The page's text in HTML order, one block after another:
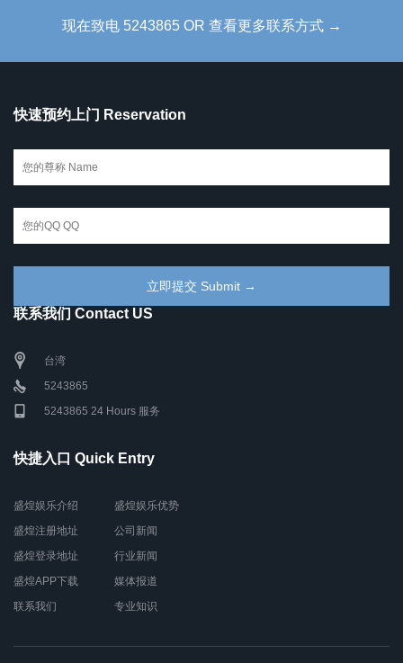
现在致电 5243865 OR 查看更多联系方式 →
快速预约上门 Reservation
联系我们 Contact US
台湾
5243865
5243865 24 Hours 服务
快捷入口 Quick Entry
盛煌娱乐介绍
盛煌注册地址
盛煌登录地址
盛煌APP下载
联系我们
盛煌娱乐优势
公司新闻
行业新闻
媒体报道
专业知识